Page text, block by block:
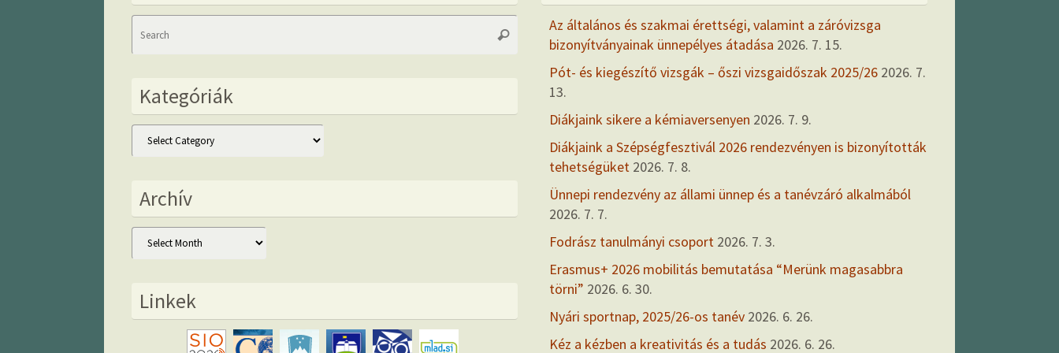
Search
Search
Kategóriák
Kategóriák
Archív
Archív
Linkek
Az általános és szakmai érettségi, valamint a záróvizsga
bizonyítványainak ünnepélyes átadása 2026. 7. 15.
Pót- és kiegészítő vizsgák – őszi vizsgaidőszak 2025/26 2026. 7.
13.
Diákjaink sikere a kémiaversenyen 2026. 7. 9.
Diákjaink a Szépségfesztivál 2026 rendezvényen is bizonyították
tehetségüket 2026. 7. 8.
Ünnepi rendezvény az állami ünnep és a tanévzáró alkalmából
2026. 7. 7.
Fodrász tanulmányi csoport 2026. 7. 3.
Erasmus+ 2026 mobilitás bemutatása “Merünk magasabbra
törni” 2026. 6. 30.
Nyári sportnap, 2025/26-os tanév 2026. 6. 26.
Kéz a kézben a kreativitás és a tudás 2026. 6. 26.